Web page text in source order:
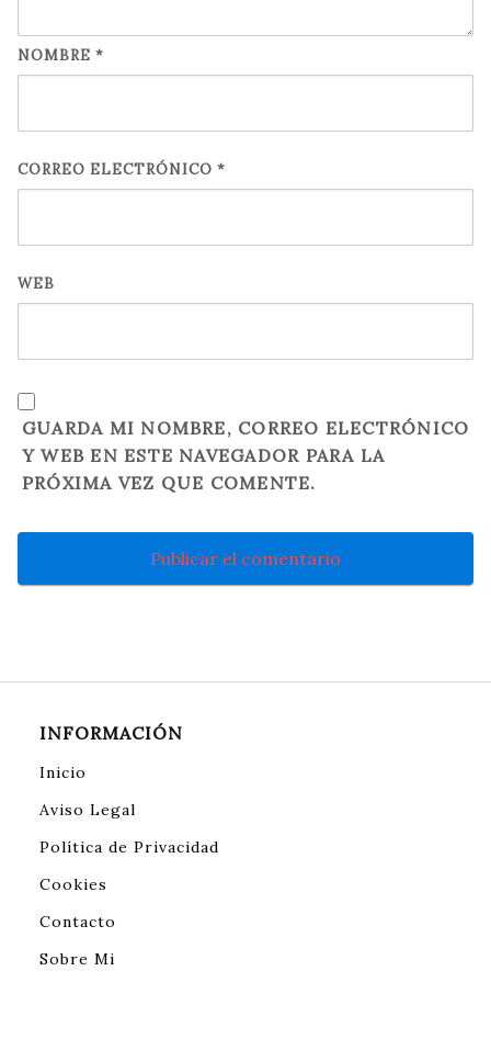
NOMBRE *
CORREO ELECTRÓNICO *
WEB
GUARDA MI NOMBRE, CORREO ELECTRÓNICO
Y WEB EN ESTE NAVEGADOR PARA LA
PRÓXIMA VEZ QUE COMENTE.
INFORMACIÓN
Inicio
Aviso Legal
Política de Privacidad
Cookies
Contacto
Sobre Mi